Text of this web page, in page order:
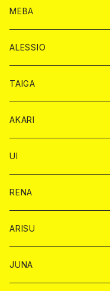
プレミアム カード
１ドリンクカード
ショット
チェキ カード
チェキ １５００円
ヴーヴクリコ カード
ノーマル カード
プレミアム カード
ドリンク カード
１ドリンク カード
ショット
チェキ カード
チェキ １５００円
1ドリンク
ショット
チェキ
BAIKA
ドリンク
シャンパン
ショット
チェキ
BAIKA
MEBA
ドリンク
シャンパンカード
ドリンクカード
チップ
チェキ
ALESSIO
ドリンク
シャンパン
1ドリンク
チップ
TAIGA
ドリンク
シャンパン
1ドリンク
チップ
AKARI
ドリンク
1ドリンク
ショット
UI
バイカ
ドリンク
シャンパン
チェキ
RENA
バイカ
ドリンク
ARISU
バイカ
JUNA